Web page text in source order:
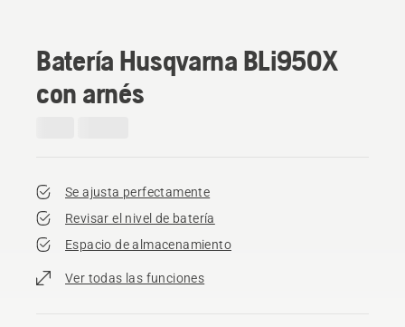
Batería Husqvarna BLi950X
con arnés
Se ajusta perfectamente
Revisar el nivel de batería
Espacio de almacenamiento
Ver todas las funciones